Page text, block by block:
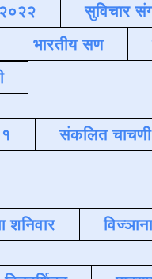
सुविचार
भारतीय सण
संकलित
शनिवार